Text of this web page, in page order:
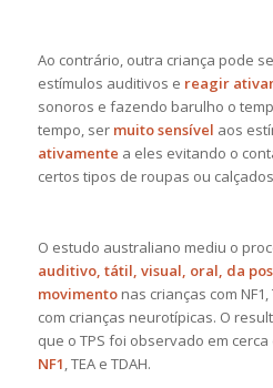
Ao contrário, outra criança pode
estímulos auditivos e reagir
sonoros e fazendo barulho o
tempo, ser muito sensível aos
ativamente a eles evitando o
certos tipos de roupas ou
O estudo australiano mediu o
auditivo, tátil, visual, oral, da
movimentonas crianças com NF1,
com crianças neurotípicas. O
que o TPS foi observado em cerca
NF1, TEA e TDAH.